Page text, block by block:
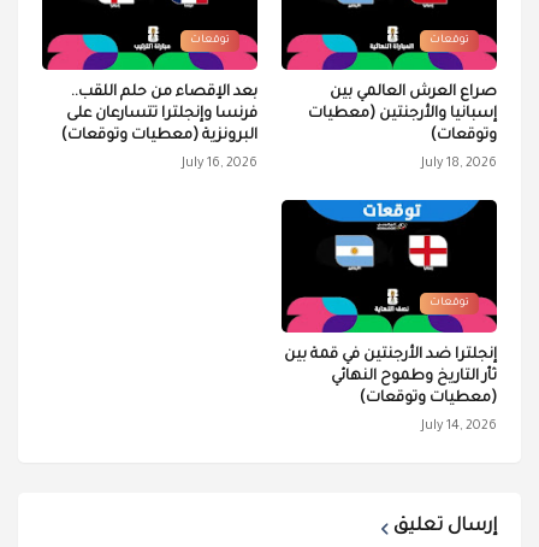
توقعات
صراع العرش العالمي بين
إسبانيا والأرجنتين (معطيات
وتوقعات)
July 18, 2026
توقعات
بعد الإقصاء من حلم اللقب..
فرنسا وإنجلترا تتسارعان على
البرونزية (معطيات وتوقعات)
July 16, 2026
توقعات
إنجلترا ضد الأرجنتين في قمة بين
ثأر التاريخ وطموح النهائي
(معطيات وتوقعات)
July 14, 2026
إرسال تعليق